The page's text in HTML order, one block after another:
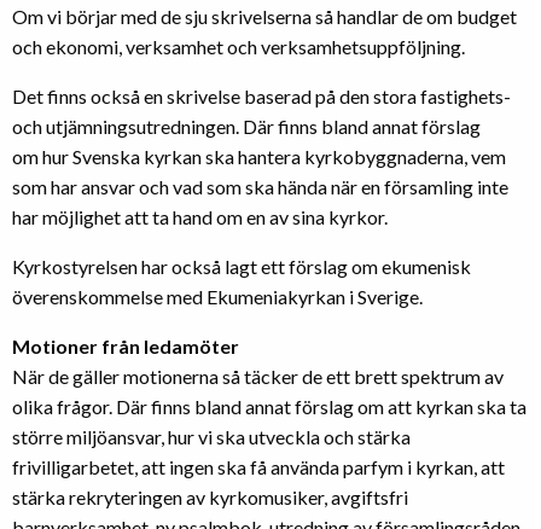
Om vi börjar med de sju skrivelserna så handlar de om budget
och ekonomi, verksamhet och verksamhetsuppföljning.
Det finns också en skrivelse baserad på den stora fastighets-
och utjämningsutredningen. Där finns bland annat förslag
om hur Svenska kyrkan ska hantera kyrkobyggnaderna, vem
som har ansvar och vad som ska hända när en församling inte
har möjlighet att ta hand om en av sina kyrkor.
Kyrkostyrelsen har också lagt ett förslag om ekumenisk
överenskommelse med Ekumeniakyrkan i Sverige.
Motioner från ledamöter
När de gäller motionerna så täcker de ett brett spektrum av
olika frågor. Där finns bland annat förslag om att kyrkan ska ta
större miljöansvar, hur vi ska utveckla och stärka
frivilligarbetet, att ingen ska få använda parfym i kyrkan, att
stärka rekryteringen av kyrkomusiker, avgiftsfri